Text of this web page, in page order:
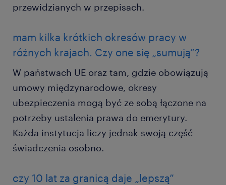
przewidzianych w przepisach.
mam kilka krótkich okresów pracy w
różnych krajach. Czy one się „sumują”?
W państwach UE oraz tam, gdzie obowiązują
umowy międzynarodowe, okresy
ubezpieczenia mogą być ze sobą łączone na
potrzeby ustalenia prawa do emerytury.
Każda instytucja liczy jednak swoją część
świadczenia osobno.
czy 10 lat za granicą daje „lepszą”